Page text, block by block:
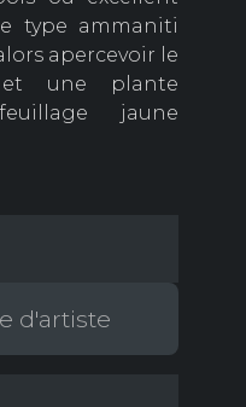
type ammaniti
apercevoir le
une plante
jaune
d'artiste